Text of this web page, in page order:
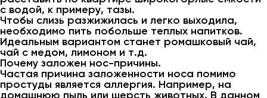
с водой, к примеру, тазы.
Чтобы слизь разжижилась и легко выходила,
необходимо пить побольше теплых напитков.
Идеальным вариантом станет ромашковый чай,
чай с медом, лимоном и т.д.
Почему заложен нос-причины.
Частая причина заложенности носа помимо
простуды является аллергия. Например, на
домашнюю пыль или шерсть животных. В данном